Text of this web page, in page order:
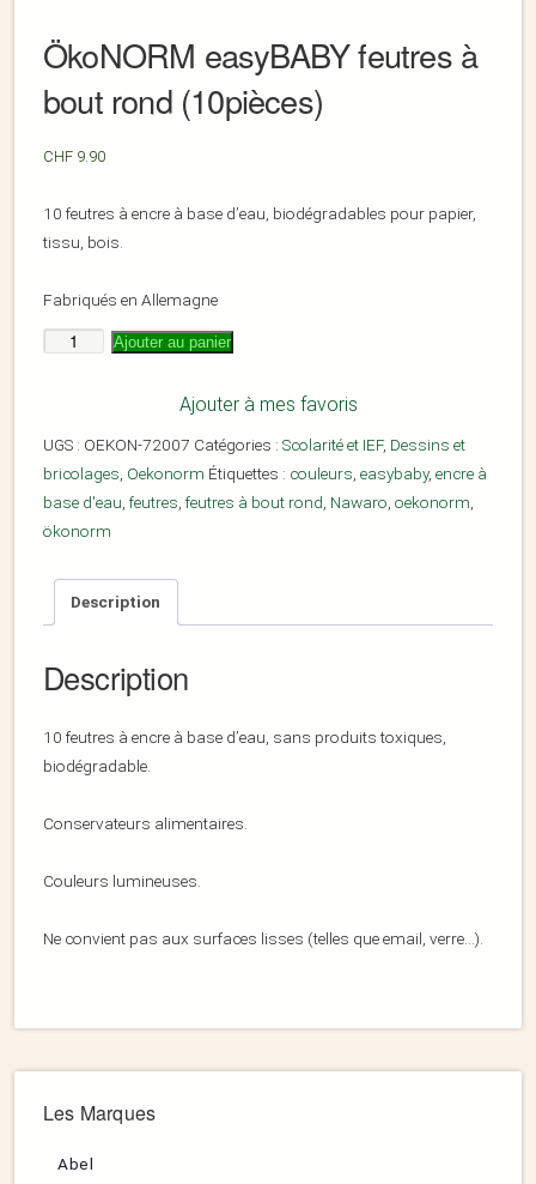
ÖkoNORM easyBABY feutres à
bout rond (10pièces)
CHF 9.90
10 feutres à encre à base d’eau, biodégradables pour papier,
tissu, bois.
Fabriqués en Allemagne
Ajouter au panier
Ajouter à mes favoris
UGS : OEKON-72007 Catégories : Scolarité et IEF, Dessins et
bricolages, Oekonorm Étiquettes : couleurs, easybaby, encre à
base d'eau, feutres, feutres à bout rond, Nawaro, oekonorm,
ökonorm
Description
Description
10 feutres à encre à base d’eau, sans produits toxiques,
biodégradable.
Conservateurs alimentaires.
Couleurs lumineuses.
Ne convient pas aux surfaces lisses (telles que email, verre…).
Les Marques
Abel